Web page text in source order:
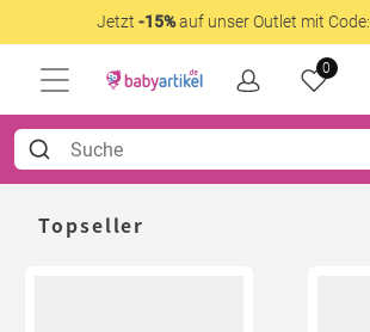
Jetzt -15%auf unser Outlet mit Code:
0
Topseller